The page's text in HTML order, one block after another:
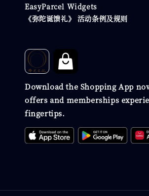
EasyParcel Widgets
《弥陀诞馈礼》 活动条例及规则
Download the Shopping App
offers and memberships
fingertips.